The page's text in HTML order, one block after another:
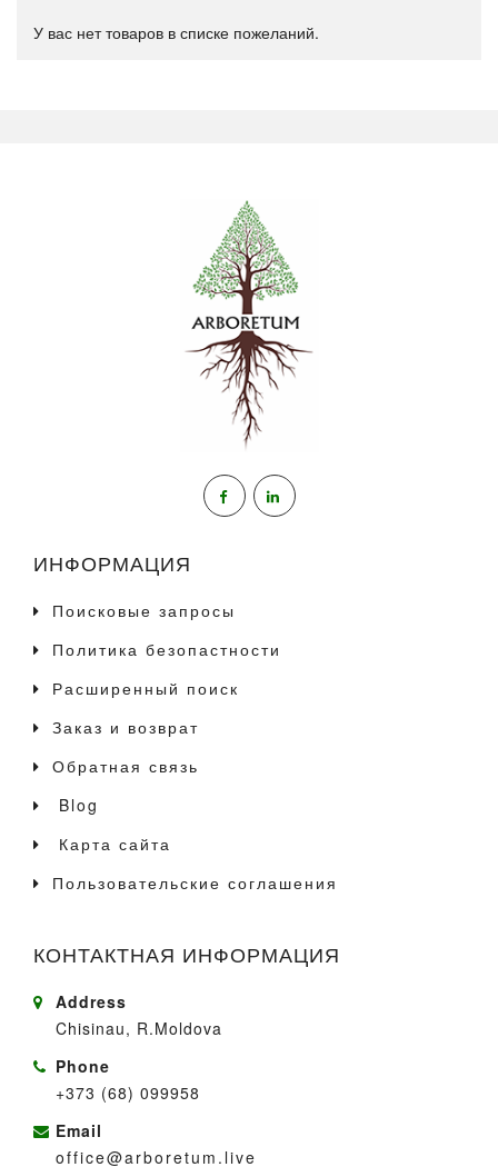
У вас нет товаров в списке пожеланий.
ИНФОРМАЦИЯ
Поисковые запросы
Политика безопастности
Расширенный поиск
Заказ и возврат
Обратная связь
Blog
Карта сайта
Пользовательские соглашения
КОНТАКТНАЯ ИНФОРМАЦИЯ
Address
Chisinau, R.Moldova
Phone
+373 (68) 099958
Email
office@arboretum.live